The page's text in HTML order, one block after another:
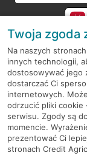
RODO
Regulamin
Mapa serwisu
PolitykaCookies
Twoja zgoda
Na naszych
innych technologii,
dostosowywać jego
dostarczać Ci
internetowych.
odrzucić pliki cookie
serwisu. Zgody są
momencie.
prezentować Ci
stronach Credit